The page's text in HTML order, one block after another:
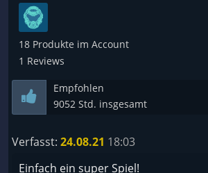
18 Produkte im Account
1 Reviews
Empfohlen
9052 Std. insgesamt
Verfasst: 24.08.21 18:03
Einfach ein super Spiel!